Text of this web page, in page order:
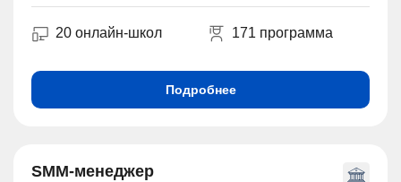
20 онлайн-школ 171 программа
Подробнее
SMM-менеджер